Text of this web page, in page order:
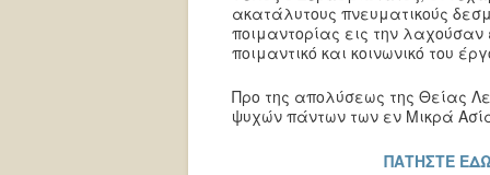
ακατάλυτους πνευματικούς
ποιμαντορίας εις την λαχούσαν
ποιμαντικό και κοινωνικό του
Προ της απολύσεως της Θείας
ψυχών πάντων των εν Μικρά
ΠΑΤΗΣΤΕ